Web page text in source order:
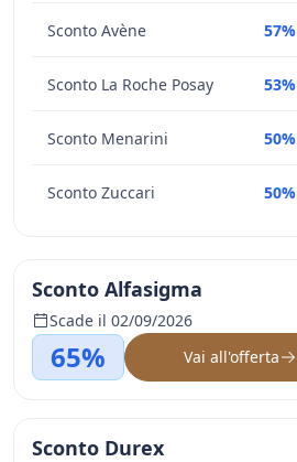
Sconto Avène 57%
Sconto La Roche Posay 53%
Sconto Menarini 50%
Sconto Zuccari 50%
Sconto Alfasigma
Scade il 02/09/2026
65% Vai all'offerta
Sconto Durex